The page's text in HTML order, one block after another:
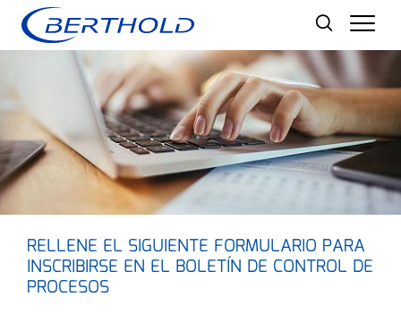
RELLENE EL SIGUIENTE FORMULARIO PARA
INSCRIBIRSE EN EL BOLETÍN DE CONTROL DE
PROCESOS